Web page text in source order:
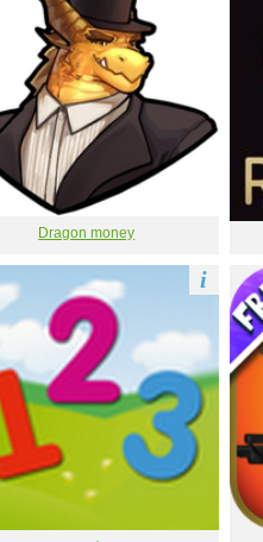
Dragon money
i